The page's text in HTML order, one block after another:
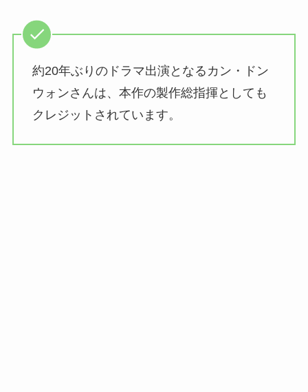
約20年ぶりのドラマ出演となるカン・ドン
ウォンさんは、本作の製作総指揮としても
クレジットされています。